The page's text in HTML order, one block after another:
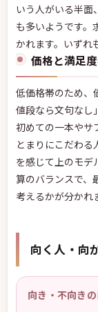
いう人がいる半面
も多いようです。
かれます。いずれ
価格と満足
低価格帯のため、
値段なら文句なし
初めての一本やサ
とまりにこだわる
を感じて上のモデ
算のバランスで、
考えるかが分かれ
向く人・向
向き・不向き